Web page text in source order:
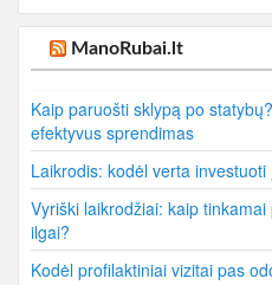
ManoRubai.lt
Kaip paruošti sklypą po
efektyvus sprendimas
Laikrodis: kodėl verta
Vyriški laikrodžiai: kaip
ilgai?
Kodėl profilaktiniai vizitai pas